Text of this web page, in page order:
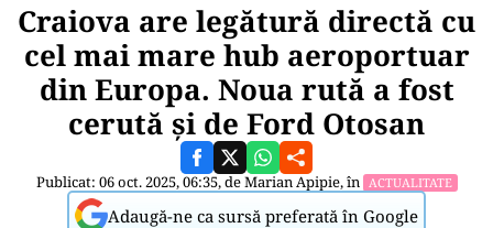
Craiova are legătură directă cu
cel mai mare hub aeroportuar
din Europa. Noua rută a fost
cerută și de Ford Otosan
Publicat: 06 oct. 2025, 06:35, deMarian Apipie, în ACTUALITATE
Adaugă-ne ca sursă preferată în Google